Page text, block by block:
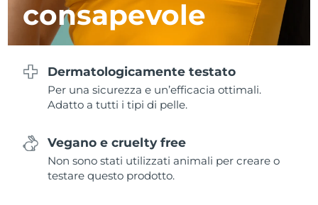
consapevole
Dermatologicamente testato
Per una sicurezza e un’efficacia ottimali.
Adatto a tutti i tipi di pelle.
Vegano e cruelty free
Non sono stati utilizzati animali per creare o
testare questo prodotto.
Turchia Consegna stimata 30/1/2026
Emirati Arabi Uniti Consegna stimata30/1/2026
Regno Unito Consegna stimata
Stati Uniti Consegna stimata
Uzbekistan Consegna stimata
Vietnam Consegna stimata